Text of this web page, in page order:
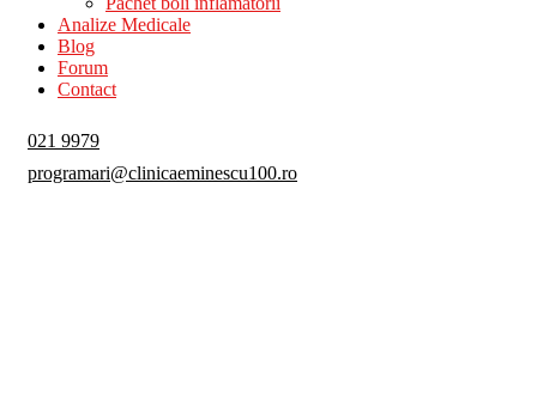
Analize Medicale
Blog
Forum
Contact
021 9979
programari@clinicaeminescu100.ro